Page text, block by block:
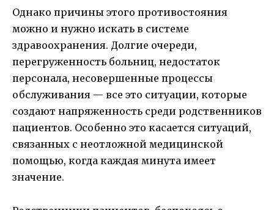
Однако причины этого противостояния
можно и нужно искать в системе
здравоохранения. Долгие очереди,
перегруженность больниц, недостаток
персонала, несовершенные процессы
обслуживания — все это ситуации, которые
создают напряженность среди родственников
пациентов. Особенно это касается ситуаций,
связанных с неотложной медицинской
помощью, когда каждая минута имеет
значение.